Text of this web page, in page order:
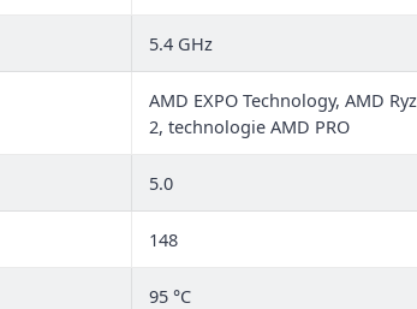
5.4 GHz
AMD EXPO Technology, AMD
2, technologie AMD PRO
5.0
148
95 °C